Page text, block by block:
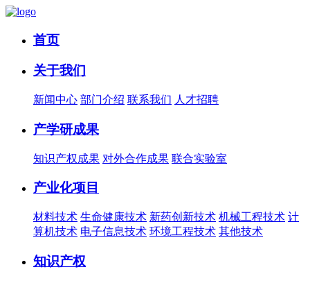
首页
关于我们
新闻中心 部门介绍 联系我们 人才招聘
产学研成果
知识产权成果 对外合作成果 联合实验室
产业化项目
材料技术 生命健康技术 新药创新技术 机械工程技术 计
算机技术 电子信息技术 环境工程技术 其他技术
知识产权